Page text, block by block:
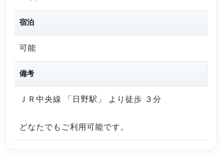
宿泊
可能
備考
ＪＲ中央線 「日野駅」 より徒歩 ３分
どなたでもご利用可能です。